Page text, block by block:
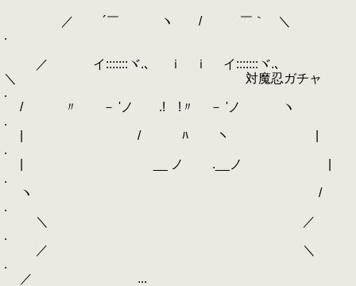
／ ´￣ ヽ / ￣｀ ＼
.
／ イ:::::::ヾ.､ ｉ ｉ イ:::::::ヾ.､
＼ 対魔忍ガチャ
.
/ 〃 ゝ－ 'ノ .! !〃 ゝ－ 'ノ ヽ
.
| / ﾊ ヽ |
.
| ゝ __ ノ ゝ.__ノ |
.
ヽ /
.
＼ ／
.
／ ＼
.
／ ...